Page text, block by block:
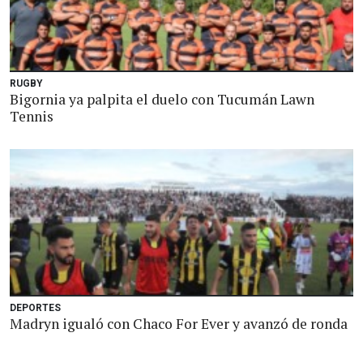
RUGBY
Bigornia ya palpita el duelo con Tucumán Lawn
Tennis
DEPORTES
Madryn igualó con Chaco For Ever y avanzó de ronda